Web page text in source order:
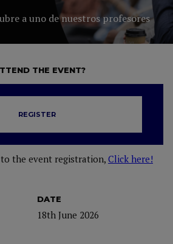
a uno de nuestros profesores
DATE
18th June 2026
THE EVENT?
REGISTER
the event registration, Click here!